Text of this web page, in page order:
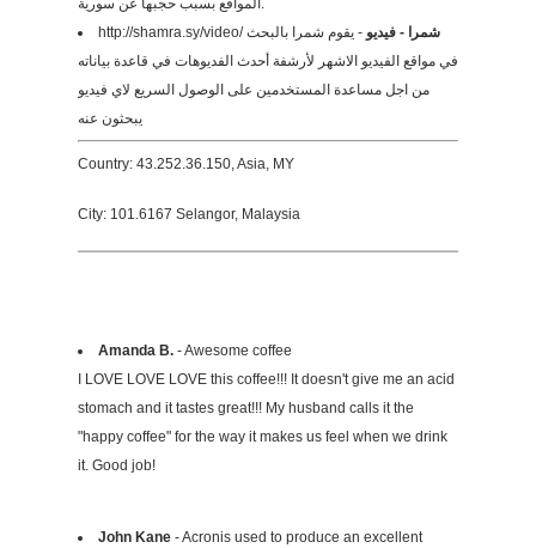
المواقع بسبب حجبها عن سورية.
http://shamra.sy/video/
شمرا - فيديو - يقوم شمرا بالبحث
في مواقع الفيديو الاشهر لأرشفة أحدث الفديوهات في قاعدة بياناته
من اجل مساعدة المستخدمين على الوصول السريع لاي فيديو
يبحثون عنه
Country: 43.252.36.150, Asia, MY
City: 101.6167 Selangor, Malaysia
Amanda B. - Awesome coffee
I LOVE LOVE LOVE this coffee!!! It doesn't give me an acid
stomach and it tastes great!!! My husband calls it the
"happy coffee" for the way it makes us feel when we drink
it. Good job!
John Kane - Acronis used to produce an excellent